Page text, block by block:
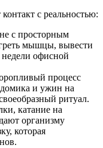
с реальностью:
с просторным
мышцы, вывести
офисной
процесс
домика и ужин на
ритуал.
катание на
организму
которая